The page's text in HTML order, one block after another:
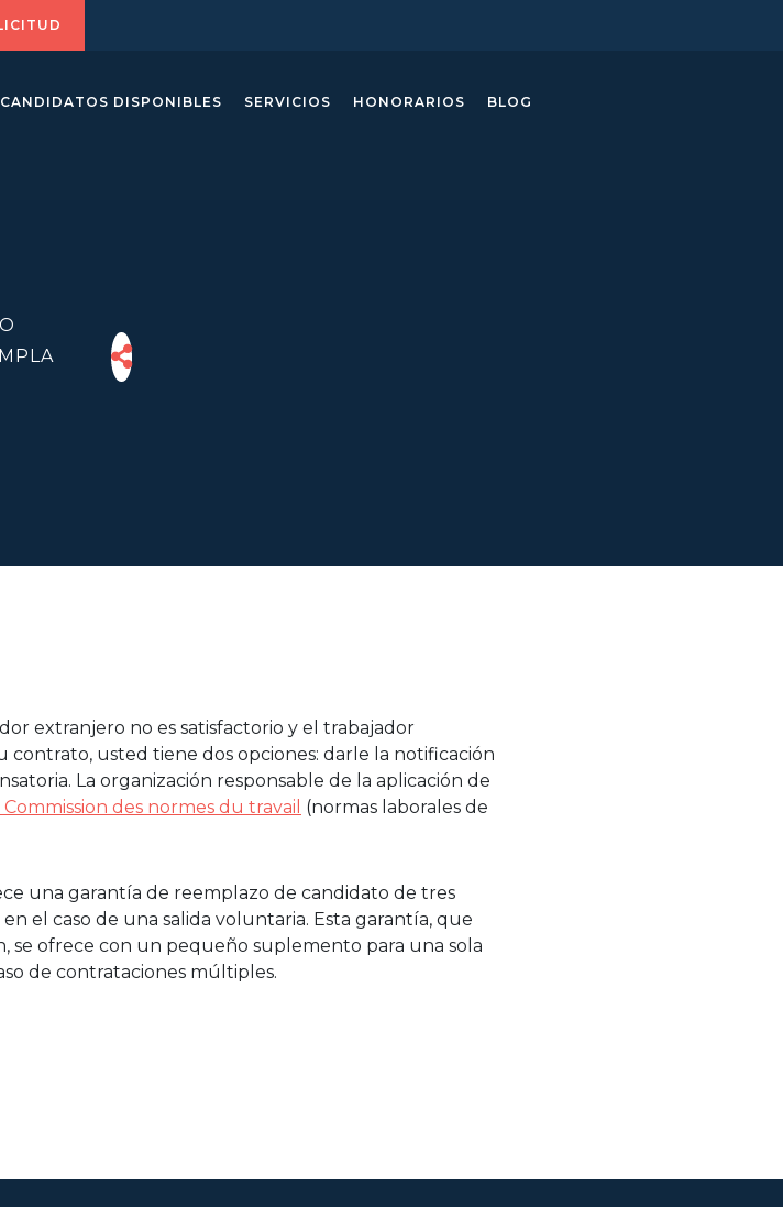
CANDIDATOS DISPONIBLES SERVICIOS HONORARIOS BLOG
extranjero no es satisfactorio y el trabajador
contrato, usted tiene dos opciones: darle la notificación
La organización responsable de la aplicación de
Commission des normes du travail (normas laborales de
una garantía de reemplazo de candidato de tres
en el caso de una salida voluntaria. Esta garantía, que
se ofrece con un pequeño suplemento para una sola
de contrataciones múltiples.